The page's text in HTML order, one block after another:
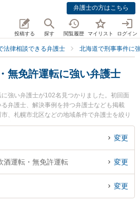
弁護士の方はこちら
投稿する 探す 閲覧履歴 マイリスト ログイン
法律相談できる弁護士 北海道で刑事事件に
無免許運転に強い弁護士
強い弁護士が102名見つかりました。初回面
弁護士、解決事例を持つ弁護士なども掲載
、札幌市北区などの地域条件で弁護士を絞り
害者側や少年犯罪、再犯・前科あり等の細か
利です。特に弁護士法人北海道みらい法律事
されています。『北海道で土日や夜間に発生
ブルを今すぐに弁護士に相談したい』『飲酒
決の実績豊富な近くの弁護士を検索したい』
変更
酒運転・無免許運転 変更
変更